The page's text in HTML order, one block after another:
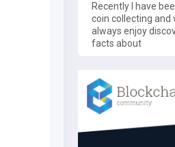
Recently I have
coin collecting and
always enjoy
facts about